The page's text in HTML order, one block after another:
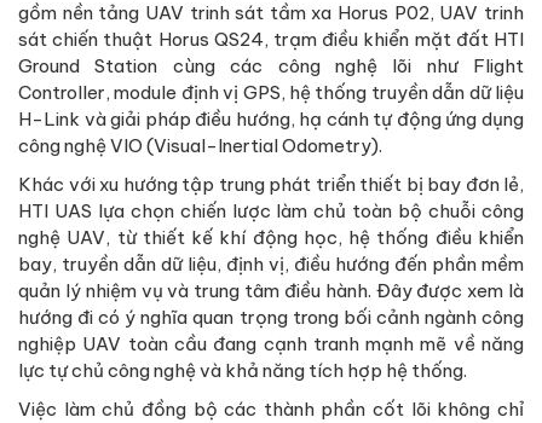
gồm nền tảng UAV trinh sát tầm xa Horus P02, UAV trinh
sát chiến thuật Horus QS24, trạm điều khiển mặt đất HTI
Ground Station cùng các công nghệ lõi như Flight
Controller, module định vị GPS, hệ thống truyền dẫn dữ liệu
H-Link và giải pháp điều hướng, hạ cánh tự động ứng dụng
công nghệ VIO (Visual-Inertial Odometry).
Khác với xu hướng tập trung phát triển thiết bị bay đơn lẻ,
HTI UAS lựa chọn chiến lược làm chủ toàn bộ chuỗi công
nghệ UAV, từ thiết kế khí động học, hệ thống điều khiển
bay, truyền dẫn dữ liệu, định vị, điều hướng đến phần mềm
quản lý nhiệm vụ và trung tâm điều hành. Đây được xem là
hướng đi có ý nghĩa quan trọng trong bối cảnh ngành công
nghiệp UAV toàn cầu đang cạnh tranh mạnh mẽ về năng
lực tự chủ công nghệ và khả năng tích hợp hệ thống.
Việc làm chủ đồng bộ các thành phần cốt lõi không chỉ